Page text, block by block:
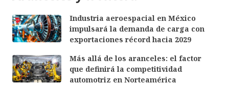
Industria aeroespacial en México
impulsará la demanda de carga con
exportaciones récord hacia 2029
Más allá de los aranceles: el factor
que definirá la competitividad
automotriz en Norteamérica